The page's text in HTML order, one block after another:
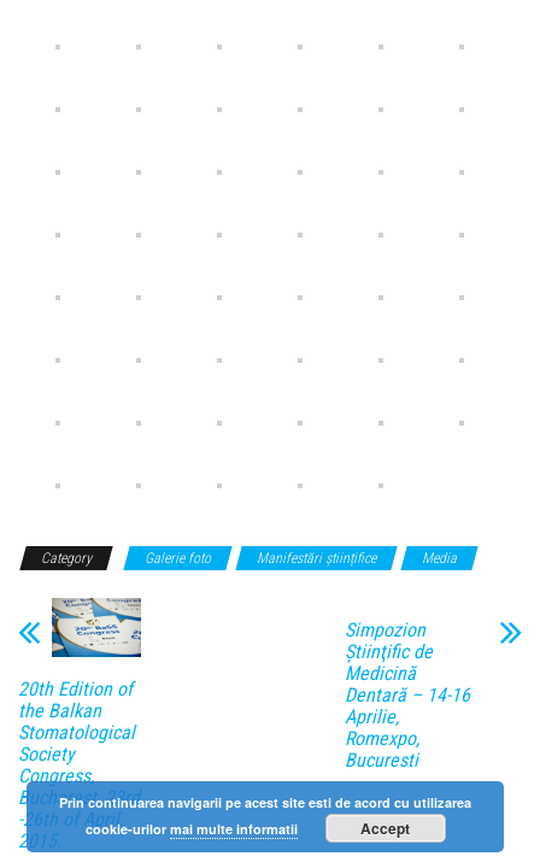
Category Galerie foto Manifestări științifice Media
20th Edition of
the Balkan
Stomatological
Society
Congress,
Bucharest, 23rd
-26th of April,
2015.
Simpozion
Ştiinţific de
Medicină
Dentară – 14-16
Aprilie,
Romexpo,
Bucuresti
Prin continuarea navigarii pe acest site esti de acord cu utilizarea
cookie-urilor mai multe informatii Accept